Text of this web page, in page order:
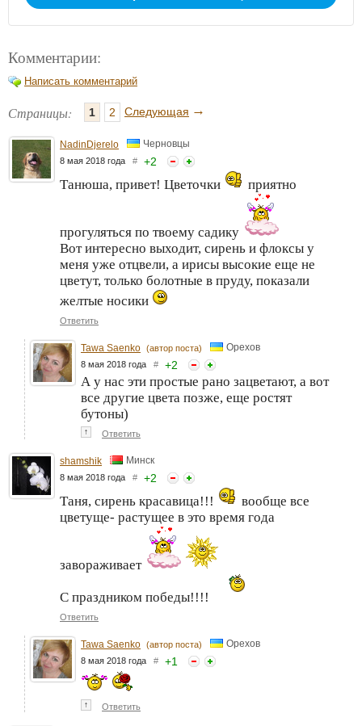
Комментарии:
Написать комментарий
Страницы: 1 2 Следующая →
NadinDjerelo Черновцы
8 мая 2018 года # +2
Танюша, привет! Цветочки приятно
прогуляться по твоему садику
Вот интересно выходит, сирень и флоксы у
меня уже отцвели, а ирисы высокие еще не
цветут, только болотные в пруду, показали
желтые носики
Ответить
Tawa Saenko (автор поста) Орехов
8 мая 2018 года # +2
А у нас эти простые рано зацветают, а вот
все другие цвета позже, еще ростят
бутоны)
↑ Ответить
shamshik Минск
8 мая 2018 года # +2
Таня, сирень красавица!!!
вообще все
цветуще- растущее в это время года
завораживает
С праздником победы!!!!
Ответить
Tawa Saenko (автор поста) Орехов
8 мая 2018 года # +1
↑ Ответить